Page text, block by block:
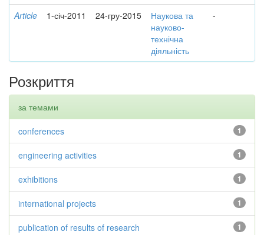
Article 1-січ-2011 24-гру-2015
Наукова та
науково-
технічна
діяльність
-
Розкриття
за темами
1
conferences
1
engineering activities
1
exhibitions
1
international projects
1
publication of results of research